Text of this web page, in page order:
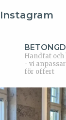
Instagram
Handfat
- vi
för offert